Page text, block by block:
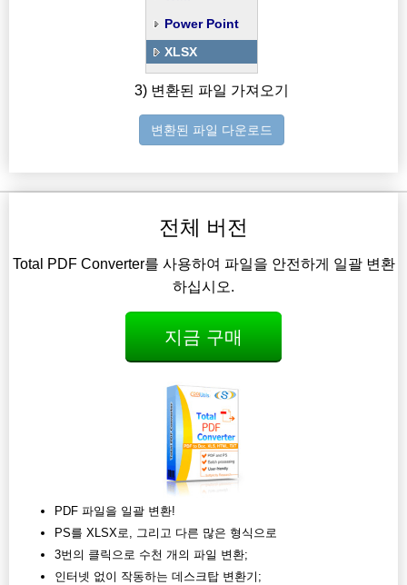
Power Point
XLSX
3) 변환된 파일 가져오기
변환된 파일 다운로드
전체 버전
Total PDF Converter를 사용하여 파일을 안전하게 일괄 변환
하십시오.
지금 구매
PDF 파일을 일괄 변환!
PS를 XLSX로, 그리고 다른 많은 형식으로
3번의 클릭으로 수천 개의 파일 변환;
인터넷 없이 작동하는 데스크탑 변환기;